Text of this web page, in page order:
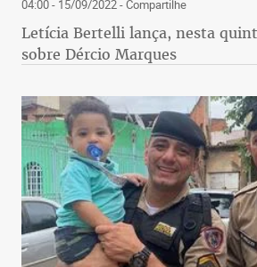
04:00 - 15/09/2022- Compartilhe
Letícia Bertelli lança, nesta
sobre Dércio Marques